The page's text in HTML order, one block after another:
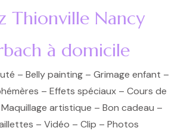
Thionville Nancy
à domicile
– Belly painting – Grimage enfant –
– Effets spéciaux – Cours de
artistique – Bon cadeau –
– Vidéo – Clip – Photos